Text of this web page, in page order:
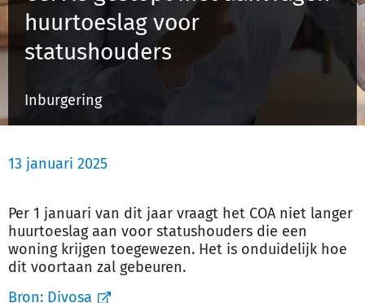
Inloggen
huurtoeslag voor
statushouders
Inburgering
13 januari 2025
Per 1 januari van dit jaar vraagt het COA niet langer
huurtoeslag aan voor statushouders die een
woning krijgen toegewezen. Het is onduidelijk hoe
dit voortaan zal gebeuren.
Bron: Divosa